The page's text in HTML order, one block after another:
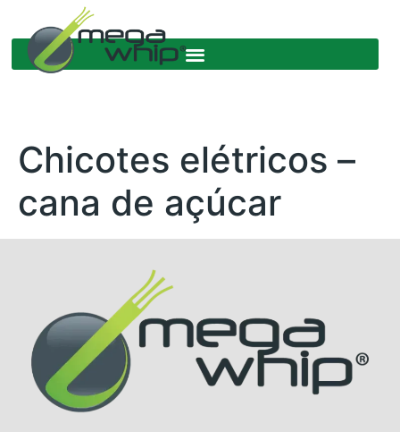
Chicotes elétricos –
cana de açúcar